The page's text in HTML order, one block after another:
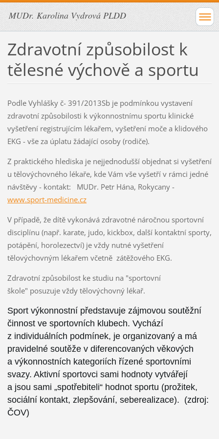
MUDr. Karolina Vydrová PLDD
Zdravotní způsobilost k
tělesné výchově a sportu
Podle Vyhlášky č- 391/2013Sb je podmínkou vystavení
zdravotní způsobilosti k výkonnostnímu sportu klinické
vyšetření registrujícím lékařem, vyšetření moče a klidového
EKG - vše za úplatu žádající osoby (rodiče).
Z praktického hlediska je nejjednodušší objednat si vyšetření
u tělovýchovného lékaře, kde Vám vše vyšetří v rámci jedné
návštěvy - kontakt: MUDr. Petr Hána, Rokycany -
www.sport-medicine.cz
V případě, že dítě vykonává zdravotné náročnou sportovní
disciplínu (např. karate, judo, kickbox, další kontaktní sporty,
potápění, horolezectví) je vždy nutné vyšetření
tělovýchovným lékařem včetně zátěžového EKG.
Zdravotní způsobilost ke studiu na "sportovní
škole" posuzuje vždy tělovýchovný lékař.
Sport výkonnostnípředstavuje zájmovou soutěžní
činnost ve sportovních klubech. Vychází
z individuálních podmínek, je organizovaný a má
pravidelné soutěže v diferencovaných věkových
a výkonnostních kategoriích řízené sportovními
svazy. Aktivní sportovci sami hodnoty vytvářejí
a jsou sami „spotřebiteli“ hodnot sportu (prožitek,
sociální kontakt, zlepšování, seberealizace). (zdroj:
ČOV)